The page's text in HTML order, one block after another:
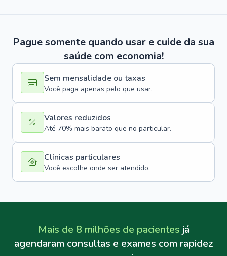
Pague somente quando usar e cuide da sua
saúde com economia!
Sem mensalidade ou taxas
Você paga apenas pelo que usar.
Valores reduzidos
Até 70% mais barato que no particular.
Clínicas particulares
Você escolhe onde ser atendido.
Mais de 8 milhões de pacientes já
agendaram consultas e exames com rapidez